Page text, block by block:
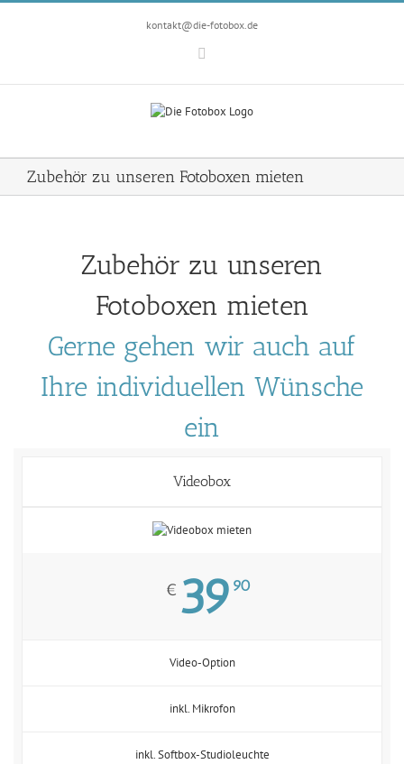
Zum
kontakt@die-fotobox.de
Zubehör zu unseren Fotoboxen mieten
Zubehör zu unseren
Fotoboxen mieten
Gerne gehen wir auch auf
Ihre individuellen Wünsche
ein
Videobox
€ 39 90
Video-Option
inkl. Mikrofon
inkl. Softbox-Studioleuchte